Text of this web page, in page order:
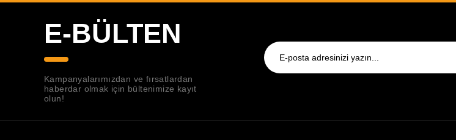
E-BÜLTEN
Kampanyalarımızdan ve fırsatlardan
haberdar olmak için bültenimize kayıt
olun!